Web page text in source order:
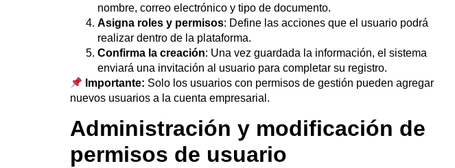
nombre, correo electrónico y tipo de documento.
Asigna roles y permisos: Define las acciones que el usuario podrá
realizar dentro de la plataforma.
Confirma la creación: Una vez guardada la información, el sistema
enviará una invitación al usuario para completar su registro.
Importante: Solo los usuarios con permisos de gestión pueden agregar
nuevos usuarios a la cuenta empresarial.
Administración y modificación de
permisos de usuario